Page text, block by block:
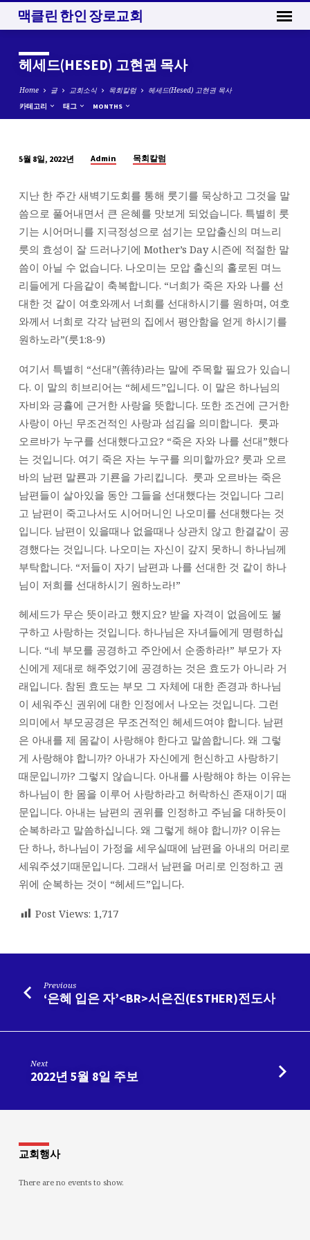
맥클린 한인 장로교회
헤세드(HESED) 고현권 목사
Home 글 교회소식 목회칼럼 헤세드(Hesed) 고현권 목사
카테고리 태그 MONTHS
세
드
(HESED)
고
현
권
목
사
5월 8일, 2022년 Admin 목회칼럼
지난 한 주간 새벽기도회를 통해 룻기를 묵상하고 그것을 말
씀으로 풀어내면서 큰 은혜를 맛보게 되었습니다. 특별히 룻
기는 시어머니를 지극정성으로 섬기는 모압출신의 며느리
룻의 효성이 잘 드러나기에 Mother’s Day 시즌에 적절한 말
씀이 아닐 수 없습니다. 나오미는 모압 출신의 홀로된 며느
리들에게 다음같이 축복합니다. “너희가 죽은 자와 나를 선
대한 것 같이 여호와께서 너희를 선대하시기를 원하며, 여호
와께서 너희로 각각 남편의 집에서 평안함을 얻게 하시기를
원하노라”(룻1:8-9)
여기서 특별히 “선대”(善待)라는 말에 주목할 필요가 있습니
다. 이 말의 히브리어는 “헤세드”입니다. 이 말은 하나님의
자비와 긍휼에 근거한 사랑을 뜻합니다. 또한 조건에 근거한
사랑이 아닌 무조건적인 사랑과 섬김을 의미합니다. 룻과
오르바가 누구를 선대했다고요? “죽은 자와 나를 선대”했다
는 것입니다. 여기 죽은 자는 누구를 의미할까요? 룻과 오르
바의 남편 말룐과 기룐을 가리킵니다. 룻과 오르바는 죽은
남편들이 살아있을 동안 그들을 선대했다는 것입니다 그리
고 남편이 죽고나서도 시어머니인 나오미를 선대했다는 것
입니다. 남편이 있을때나 없을때나 상관치 않고 한결같이 공
경했다는 것입니다. 나오미는 자신이 갚지 못하니 하나님께
부탁합니다. “저들이 자기 남편과 나를 선대한 것 같이 하나
님이 저희를 선대하시기 원하노라!”
헤세드가 무슨 뜻이라고 했지요? 받을 자격이 없음에도 불
구하고 사랑하는 것입니다. 하나님은 자녀들에게 명령하십
니다. “네 부모를 공경하고 주안에서 순종하라!” 부모가 자
신에게 제대로 해주었기에 공경하는 것은 효도가 아니라 거
래입니다. 참된 효도는 부모 그 자체에 대한 존경과 하나님
이 세워주신 권위에 대한 인정에서 나오는 것입니다. 그런
의미에서 부모공경은 무조건적인 헤세드여야 합니다. 남편
은 아내를 제 몸같이 사랑해야 한다고 말씀합니다. 왜 그렇
게 사랑해야 합니까? 아내가 자신에게 헌신하고 사랑하기
때문입니까? 그렇지 않습니다. 아내를 사랑해야 하는 이유는
하나님이 한 몸을 이루어 사랑하라고 허락하신 존재이기 때
문입니다. 아내는 남편의 권위를 인정하고 주님을 대하듯이
순복하라고 말씀하십니다. 왜 그렇게 해야 합니까? 이유는
단 하나, 하나님이 가정을 세우실때에 남편을 아내의 머리로
세워주셨기때문입니다. 그래서 남편을 머리로 인정하고 권
위에 순복하는 것이 “헤세드”입니다.
Post Views: 1,717
Previous
‘은혜 입은 자’<BR>서은진(ESTHER)전도사
Next
2022년 5월 8일 주보
교회행사
There are no events to show.